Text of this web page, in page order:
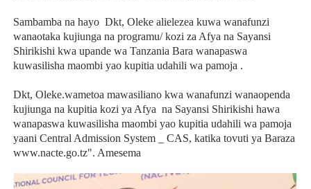
Sambamba na hayo Dkt, Oleke alielezea kuwa wanafunzi
wanaotaka kujiunga na programu/ kozi za Afya na Sayansi
Shirikishi kwa upande wa Tanzania Bara wanapaswa
kuwasilisha maombi yao kupitia udahili wa pamoja .
Dkt, Oleke.wametoa mawasiliano kwa wanafunzi wanaopenda
kujiunga na kupitia kozi ya Afya na Sayansi Shirikishi hawa
wanapaswa kuwasilisha maombi yao kupitia udahili wa pamoja
yaani Central Admission System _ CAS, katika tovuti ya Baraza
www.nacte.go.tz". Amesema